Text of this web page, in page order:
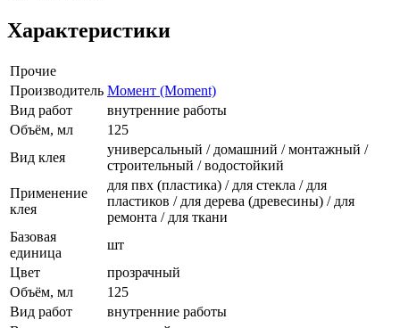
Характеристики
Прочие
Производитель Момент (Moment)
Вид работ
внутренние работы
Объём, мл
125
Вид клея
универсальный / домашний / монтажный /
строительный / водостойкий
Применение
клея
для пвх (пластика) / для стекла / для
пластиков / для дерева (древесины) / для
ремонта / для ткани
Базовая
единица
шт
Цвет
прозрачный
Объём, мл
125
Вид работ
внутренние работы